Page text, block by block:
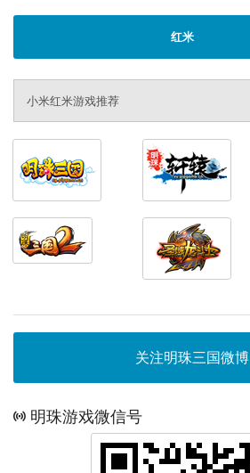
红米
小米红米游戏推荐
关注明珠三国微博
明珠游戏微信号